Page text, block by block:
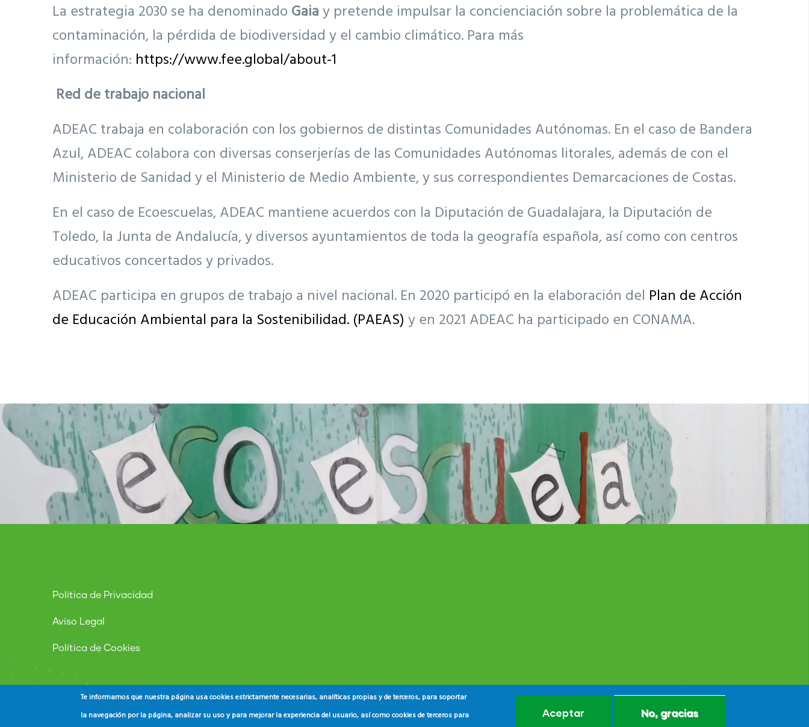
La estrategia 2030 se ha denominado Gaiay pretende impulsar la concienciación sobre la problemática de la
contaminación, la pérdida de biodiversidad y el cambio climático. Para más
información: https://www.fee.global/about-1
Red de trabajo nacional
ADEAC trabaja en colaboración con los gobiernos de distintas Comunidades Autónomas. En el caso de Bandera
Azul, ADEAC colabora con diversas conserjerías de las Comunidades Autónomas litorales, además de con el
Ministerio de Sanidad y el Ministerio de Medio Ambiente, y sus correspondientes Demarcaciones de Costas.
En el caso de Ecoescuelas, ADEAC mantiene acuerdos con la Diputación de Guadalajara, la Diputación de
Toledo, la Junta de Andalucía, y diversos ayuntamientos de toda la geografía española, así como con centros
educativos concertados y privados.
ADEAC participa en grupos de trabajo a nivel nacional. En 2020 participó en la elaboración del Plan de Acción
de Educación Ambiental para la Sostenibilidad. (PAEAS) y en 2021 ADEAC ha participado en CONAMA.
Política de Privacidad
Aviso Legal
Política de Cookies
Te informamos que nuestra página usa cookies estrictamente necesarias, analíticas propias y de terceros, para soportar
la navegación por la página, analizar su uso y para mejorar la experiencia del usuario, así como cookies de terceros para
Aceptar No, gracias